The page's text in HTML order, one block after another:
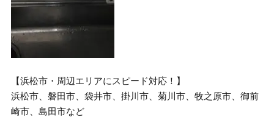
【浜松市・周辺エリアにスピード対応！】
浜松市、磐田市、袋井市、掛川市、菊川市、牧之原市、御前
崎市、島田市など